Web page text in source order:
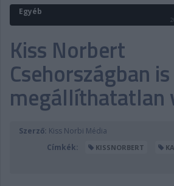
FORMULA
MOTOR
PODCAST
LIVE
DIGITÁLIS MAGAZIN
VERSENYNAPTÁRAK
Egyéb
Kiss Norbert
Csehországban is
megállíthatatlan
Szerző: Kiss Norbi Média
Címkék:
KISSNORBERT